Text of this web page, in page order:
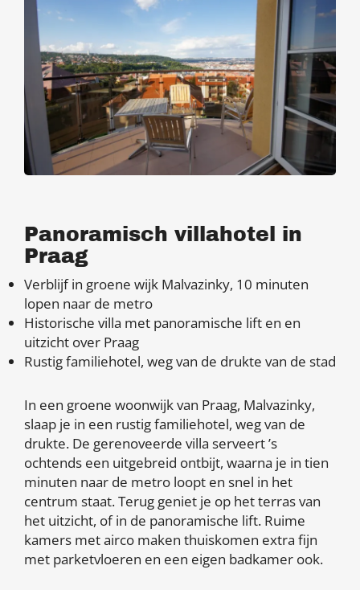
Panoramisch villahotel in
Praag
Verblijf in groene wijk Malvazinky, 10 minuten
lopen naar de metro
Historische villa met panoramische lift en en
uitzicht over Praag
Rustig familiehotel, weg van de drukte van de stad
In een groene woonwijk van Praag, Malvazinky,
slaap je in een rustig familiehotel, weg van de
drukte. De gerenoveerde villa serveert ’s
ochtends een uitgebreid ontbijt, waarna je in tien
minuten naar de metro loopt en snel in het
centrum staat. Terug geniet je op het terras van
het uitzicht, of in de panoramische lift. Ruime
kamers met airco maken thuiskomen extra fijn
met parketvloeren en een eigen badkamer ook.